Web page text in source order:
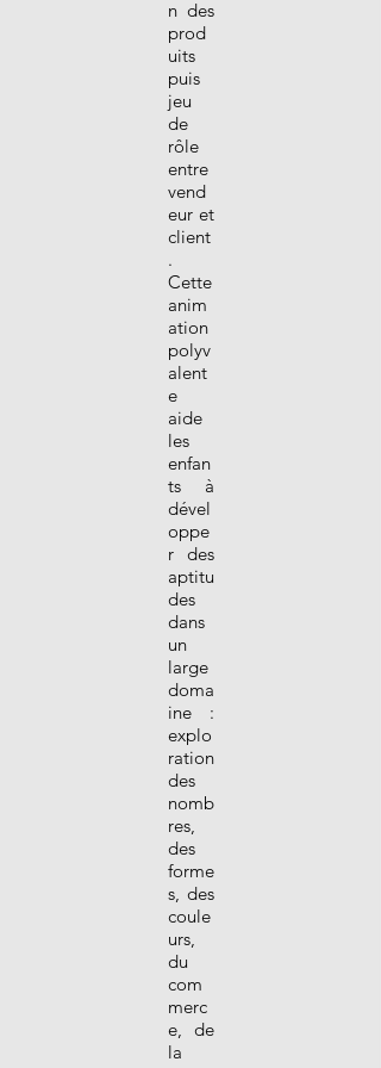
n des
prod
uits
puis
jeu
de
rôle
entre
vend
eur et
client
.
Cette
anim
ation
polyv
alent
e
aide
les
enfan
ts à
dével
oppe
r des
aptitu
des
dans
un
large
doma
ine :
explo
ration
des
nomb
res,
des
forme
s, des
coule
urs,
du
com
merc
e, de
la